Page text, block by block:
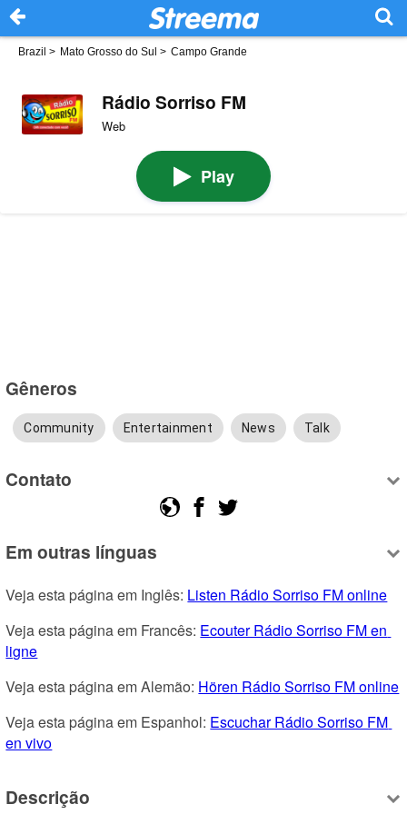
Brazil > Mato Grosso do Sul > Campo Grande
Rádio Sorriso FM
Web
Play
Gêneros
Community Entertainment News Talk
Contato
Em outras línguas
Veja esta página em Inglês: Listen Rádio Sorriso FM online
Veja esta página em Francês: Ecouter Rádio Sorriso FM en
ligne
Veja esta página em Alemão: Hören Rádio Sorriso FM online
Veja esta página em Espanhol: Escuchar Rádio Sorriso FM
en vivo
Descrição